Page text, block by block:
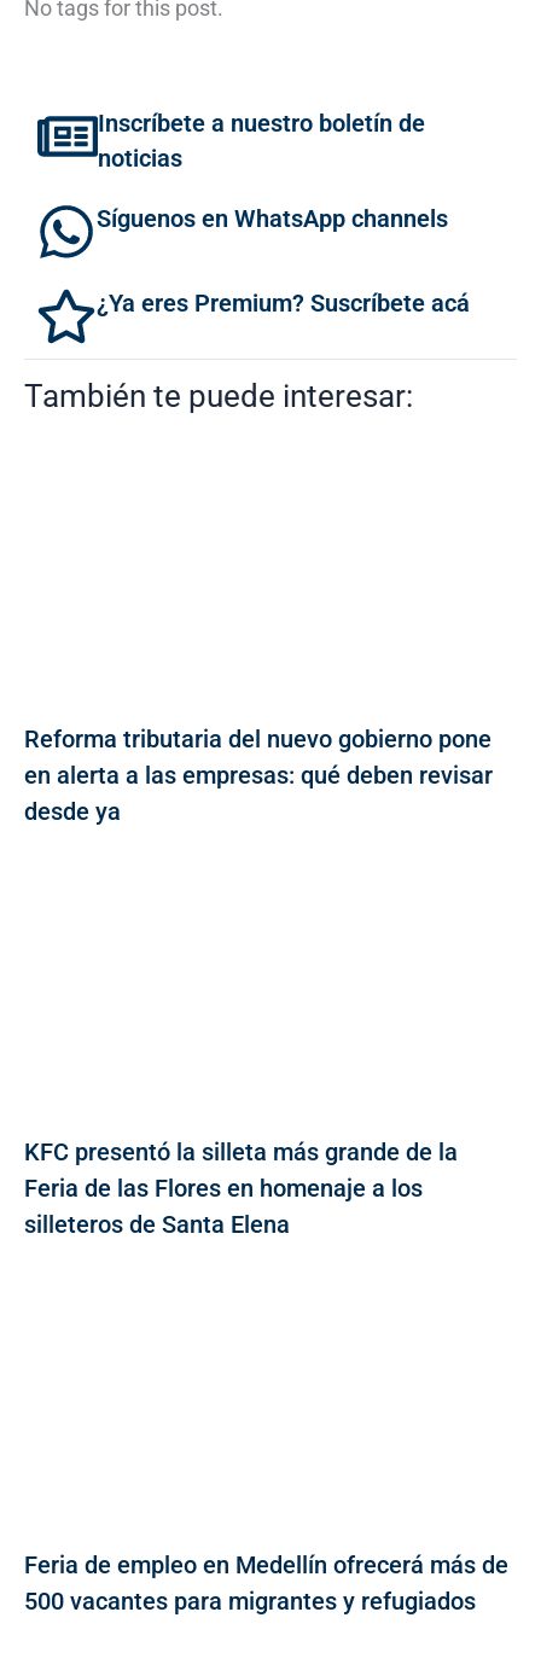
No tags for this post.
Inscríbete a nuestro boletín de
noticias
Síguenos en WhatsApp channels
¿Ya eres Premium? Suscríbete acá
También te puede interesar:
Reforma tributaria del nuevo gobierno pone
en alerta a las empresas: qué deben revisar
desde ya
KFC presentó la silleta más grande de la
Feria de las Flores en homenaje a los
silleteros de Santa Elena
Feria de empleo en Medellín ofrecerá más de
500 vacantes para migrantes y refugiados